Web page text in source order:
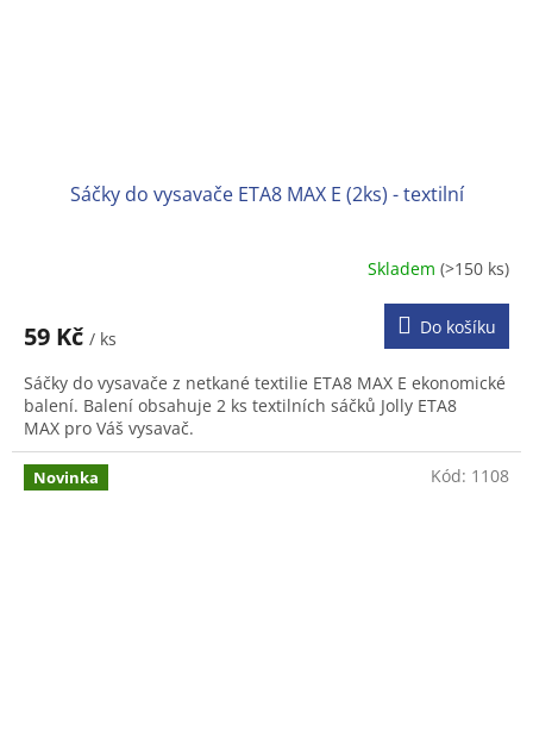
Sáčky do vysavače ETA8 MAX E (2ks) - textilní
Skladem (>150 ks)
59 Kč / ks
Do košíku
Sáčky do vysavače z netkané textilie ETA8 MAX E ekonomické
balení. Balení obsahuje 2 ks textilních sáčků Jolly ETA8
MAX pro Váš vysavač.
Novinka Kód: 1108